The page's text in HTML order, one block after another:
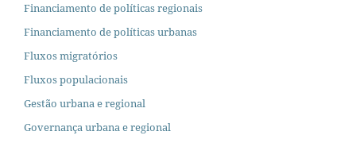
Financiamento de políticas regionais
Financiamento de políticas urbanas
Fluxos migratórios
Fluxos populacionais
Gestão urbana e regional
Governança urbana e regional